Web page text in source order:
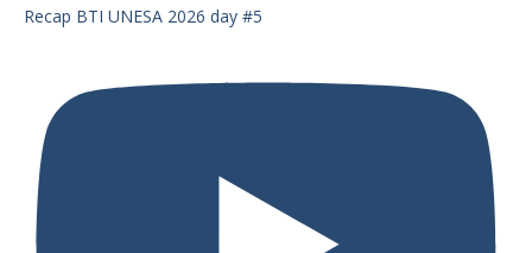
Recap BTI UNESA 2026 day #5